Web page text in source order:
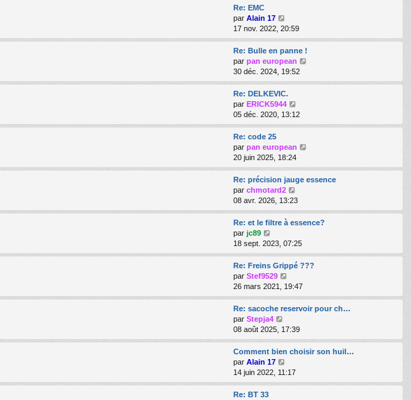
s
e
m
l
e
d
n
r
m
e
s
s
a
g
e
Re: EMC
par Alain 17
o
i
r
l
e
d
e
r
n
m
e
s
s
a
g
e
17 nov. 2022, 20:59
Re: Bulle en panne !
par pan european
i
d
r
s
s
e
30 déc. 2024, 19:52
Re: DELKEVIC.
par ERICK5944
o
i
d
r
n
r
e
s
s
g
e
05 déc. 2020, 13:12
Re: code 25
par pan european
i
r
d
r
s
s
e
20 juin 2025, 18:24
Re: précision jauge essence
par chmotard2
o
i
r
e
d
e
n
r
e
s
s
e
08 avr. 2026, 13:23
Re: et le filtre à essence?
par jc89
o
i
r
l
e
d
e
r
n
r
m
e
s
18 sept. 2023, 07:25
Re: Freins Grippé ???
par Stef9529
o
i
r
e
d
n
26 mars 2021, 19:47
Re: sacoche reservoir pour ch…
par Stepja4
o
i
r
l
e
d
08 août 2025, 17:39
Comment bien choisir son huil…
par Alain 17
o
i
14 juin 2022, 11:17
Re: BT 33